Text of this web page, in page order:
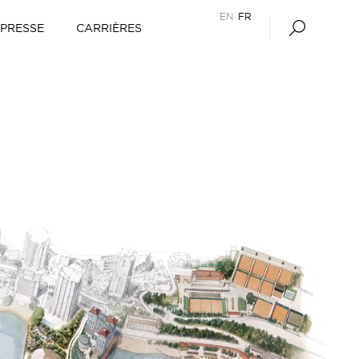
EN FR
PRESSE CARRIÈRES